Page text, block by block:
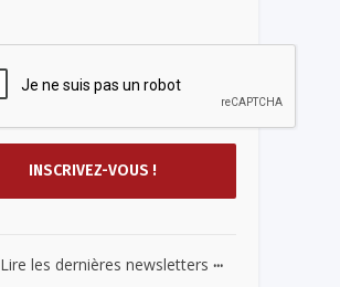
Lire les dernières newsletters ...